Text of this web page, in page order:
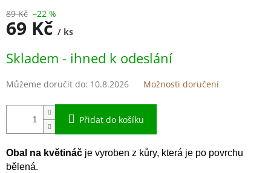
89 Kč –22 %
69 Kč / ks
cena:
Skladem - ihned k odeslání
Můžeme doručit do: 10.8.2026 Možnosti doručení
Přidat do košíku
Obal na květináč je vyroben z kůry, která je po povrchu
bělená.